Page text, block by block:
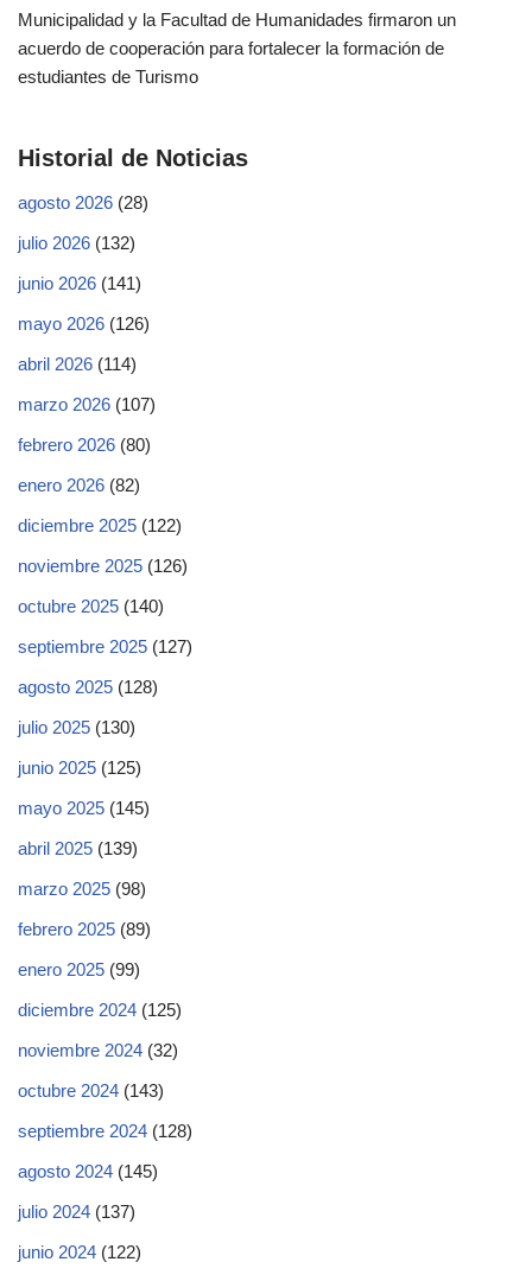
Municipalidad y la Facultad de Humanidades firmaron un
acuerdo de cooperación para fortalecer la formación de
estudiantes de Turismo
Historial de Noticias
agosto 2026 (28)
julio 2026 (132)
junio 2026 (141)
mayo 2026 (126)
abril 2026 (114)
marzo 2026 (107)
febrero 2026 (80)
enero 2026 (82)
diciembre 2025 (122)
noviembre 2025 (126)
octubre 2025 (140)
septiembre 2025 (127)
agosto 2025 (128)
julio 2025 (130)
junio 2025 (125)
mayo 2025 (145)
abril 2025 (139)
marzo 2025 (98)
febrero 2025 (89)
enero 2025 (99)
diciembre 2024 (125)
noviembre 2024 (32)
octubre 2024 (143)
septiembre 2024 (128)
agosto 2024 (145)
julio 2024 (137)
junio 2024 (122)